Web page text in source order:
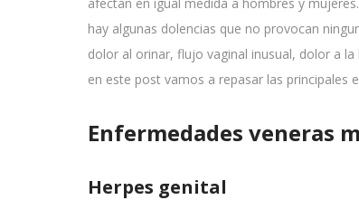
hay algunas dolencias que no provocan
dolor al orinar, flujo vaginal inusual, dolor a
en este post vamos a repasar las principales
Enfermedades veneras
Herpes genital